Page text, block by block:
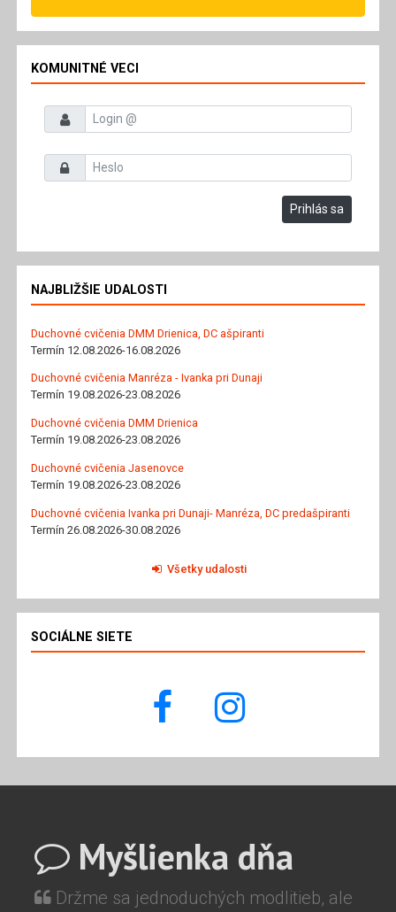
KOMUNITNÉ VECI
Prihlasovacie meno
Heslo
Prihlás sa
NAJBLIŽŠIE UDALOSTI
Duchovné cvičenia DMM Drienica, DC ašpiranti
Termín 12.08.2026-16.08.2026
Duchovné cvičenia Manréza - Ivanka pri Dunaji
Termín 19.08.2026-23.08.2026
Duchovné cvičenia DMM Drienica
Termín 19.08.2026-23.08.2026
Duchovné cvičenia Jasenovce
Termín 19.08.2026-23.08.2026
Duchovné cvičenia Ivanka pri Dunaji- Manréza, DC predašpiranti
Termín 26.08.2026-30.08.2026
Všetky udalosti
SOCIÁLNE SIETE
Myšlienka dňa
Držme sa jednoduchých modlitieb, ale